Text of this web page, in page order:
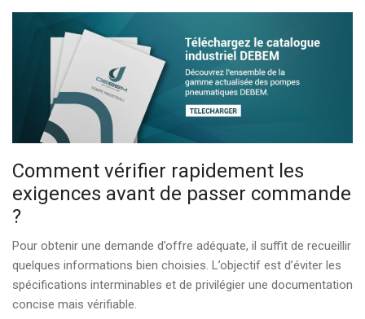
Comment vérifier rapidement les
exigences avant de passer commande
?
Pour obtenir une demande d’offre adéquate, il suffit de recueillir
quelques informations bien choisies. L’objectif est d’éviter les
spécifications interminables et de privilégier une documentation
concise mais vérifiable.